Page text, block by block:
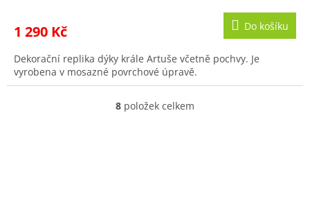
1 290 Kč Do košíku
Dekorační replika dýky krále Artuše včetně pochvy. Je
vyrobena v mosazné povrchové úpravě.
O
8 položek celkem